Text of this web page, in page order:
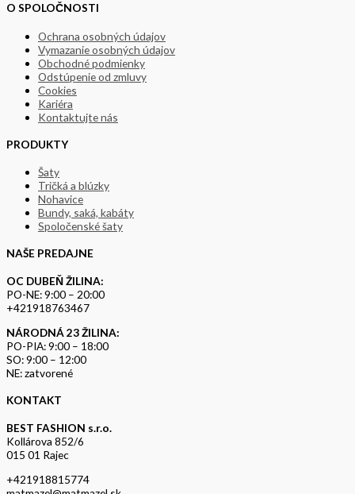
O SPOLOČNOSTI
Ochrana osobných údajov
Vymazanie osobných údajov
Obchodné podmienky
Odstúpenie od zmluvy
Cookies
Kariéra
Kontaktujte nás
PRODUKTY
Šaty
Tričká a blúzky
Nohavice
Bundy, saká, kabáty
Spoločenské šaty
NAŠE PREDAJNE
OC DUBEŇ ŽILINA:
PO-NE: 9:00 – 20:00
+421918763467
NÁRODNÁ 23 ŽILINA:
PO-PIA: 9:00 – 18:00
SO: 9:00 – 12:00
NE: zatvorené
KONTAKT
BEST FASHION s.r.o.
Kollárova 852/6
015 01 Rajec
+421918815774